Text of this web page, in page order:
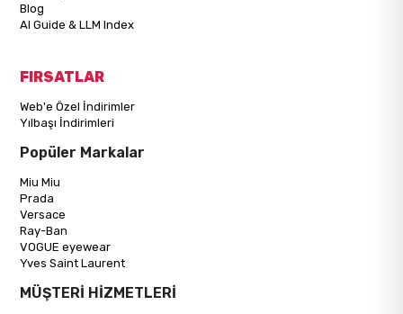
Blog
AI Guide & LLM Index
FIRSATLAR
Web'e Özel İndirimler
Yılbaşı İndirimleri
Popüler Markalar
Miu Miu
Prada
Versace
Ray-Ban
VOGUE eyewear
Yves Saint Laurent
MÜŞTERİ HİZMETLERİ